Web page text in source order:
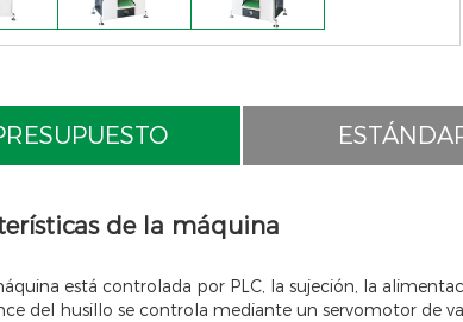
de la máquina
está controlada por PLC, la sujeción, la
del husillo se controla mediante un servomotor de